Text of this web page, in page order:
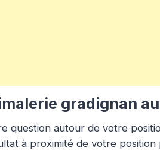
gradignan
question autour de votre
à proximité de votre position